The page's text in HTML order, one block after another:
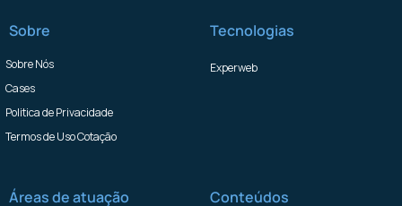
Sobre
Sobre Nós
Cases
Politica de Privacidade
Termos de Uso Cotação
Tecnologias
Experweb
Áreas de atuação Conteúdos